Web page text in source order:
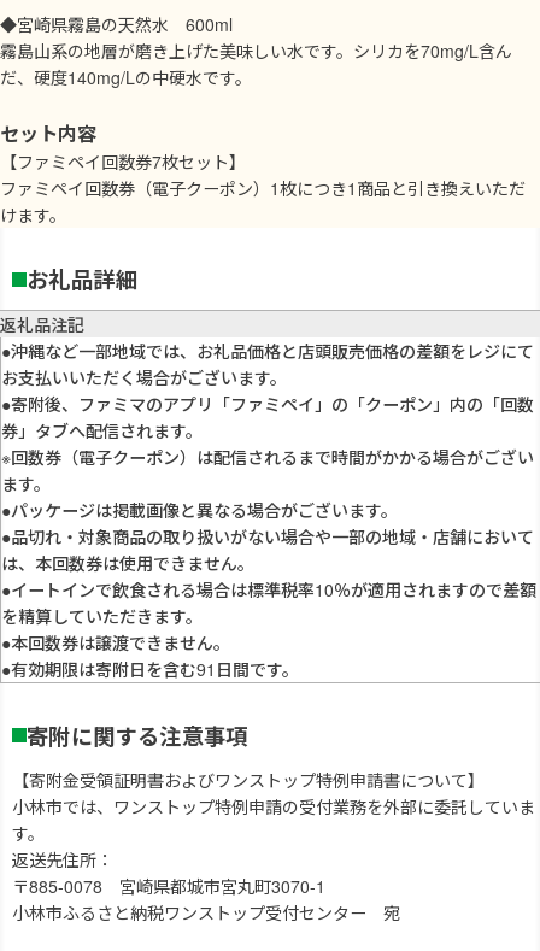
◆宮崎県霧島の天然水 600ml
霧島山系の地層が磨き上げた美味しい水です。シリカを70mg/L含ん
だ、硬度140mg/Lの中硬水です。
セット内容
【ファミペイ回数券7枚セット】
ファミペイ回数券（電子クーポン）1枚につき1商品と引き換えいただ
けます。
お礼品詳細
返礼品注記
●沖縄など一部地域では、お礼品価格と店頭販売価格の差額をレジにて
お支払いいただく場合がございます。
●寄附後、ファミマのアプリ「ファミペイ」の「クーポン」内の「回数
券」タブへ配信されます。
※回数券（電子クーポン）は配信されるまで時間がかかる場合がござい
ます。
●パッケージは掲載画像と異なる場合がございます。
●品切れ・対象商品の取り扱いがない場合や一部の地域・店舗において
は、本回数券は使用できません。
●イートインで飲食される場合は標準税率10％が適用されますので差額
を精算していただきます。
●本回数券は譲渡できません。
●有効期限は寄附日を含む91日間です。
寄附に関する注意事項
【寄附金受領証明書およびワンストップ特例申請書について】
小林市では、ワンストップ特例申請の受付業務を外部に委託していま
す。
返送先住所：
〒885-0078 宮崎県都城市宮丸町3070-1
小林市ふるさと納税ワンストップ受付センター 宛